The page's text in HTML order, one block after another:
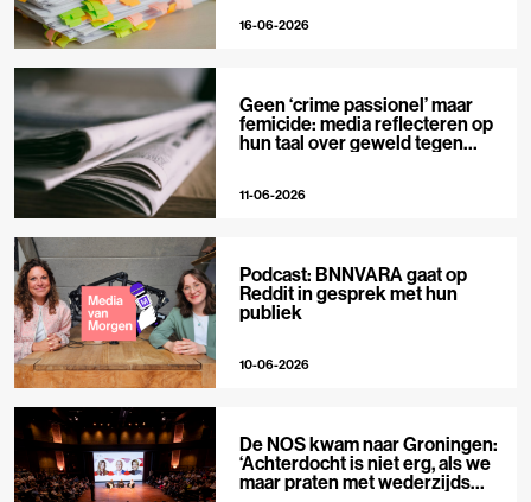
16-06-2026
Geen ‘crime passionel’ maar
femicide: media reflecteren op
hun taal over geweld tegen
11-06-2026
Podcast: BNNVARA gaat op
Reddit in gesprek met hun
publiek
10-06-2026
De NOS kwam naar Groningen:
‘Achterdocht is niet erg, als we
maar praten met wederzijds